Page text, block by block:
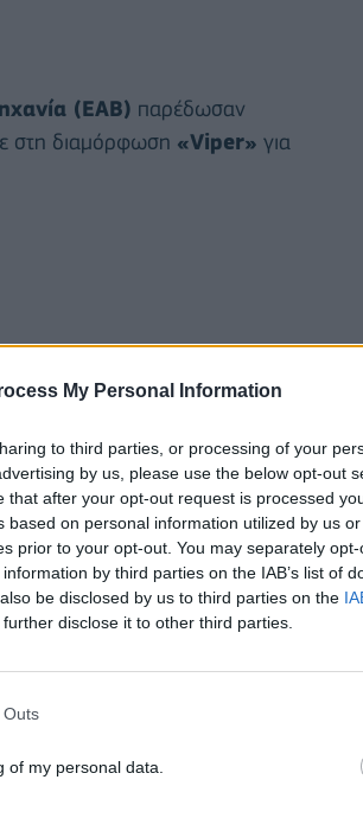
My Personal Information
to third parties, or processing of your
by us, please use the below opt-out
that after your opt-out request is processed
based on personal information utilized by us
prior to your opt-out. You may separately
by third parties on the IAB’s list of
be disclosed by us to third parties on the
disclose it to other third parties.
Outs
of my personal data.
(ΕΑΒ) παρέδωσαν
στη διαμόρφωση «Viper» για
περαιτέρω τις
Πολεμική Αεροπορίαμε τον
για την αναβάθμιση των F-16
δήλωσε ο
Martin.